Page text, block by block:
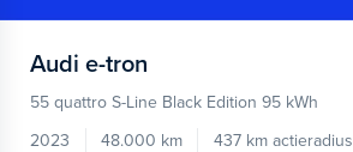
Audi e-tron
55 quattro S-Line Black Edition 95 kWh
2023
48.000 km 437 km actieradius